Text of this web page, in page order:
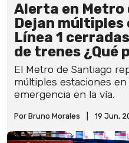
Alerta en Metro
Dejan múltiples
Línea 1
de trenes ¿Qué
El Metro de Santiago
múltiples estaciones en
emergencia en la vía.
Por Bruno Morales 19 Jun,